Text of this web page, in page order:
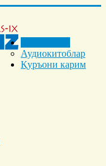
Аудиокитоблар
Қуръони карим